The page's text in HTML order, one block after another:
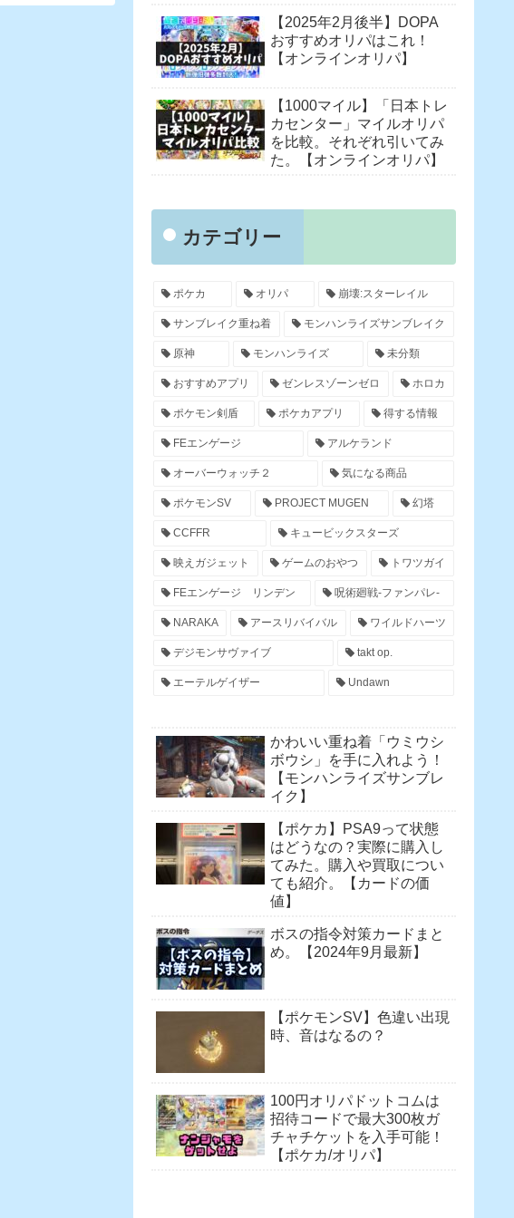
【2025年2月後半】DOPA
おすすめオリパはこれ！
【オンラインオリパ】
【1000マイル】「日本トレ
カセンター」マイルオリパ
を比較。それぞれ引いてみ
た。【オンラインオリパ】
カテゴリー
ポケカ オリパ 崩壊:スターレイル
サンブレイク重ね着 モンハンライズサンブレイク
原神 モンハンライズ 未分類
おすすめアプリ ゼンレスゾーンゼロ ホロカ
ポケモン剣盾 ポケカアプリ 得する情報
FEエンゲージ アルケランド
オーバーウォッチ２ 気になる商品
ポケモンSV PROJECT MUGEN 幻塔
CCFFR キュービックスターズ
映えガジェット ゲームのおやつ トワツガイ
FEエンゲージ リンデン 呪術廻戦-ファンパレ-
NARAKA アースリバイバル ワイルドハーツ
デジモンサヴァイブ takt op.
エーテルゲイザー Undawn
かわいい重ね着「ウミウシ
ボウシ」を手に入れよう！
【モンハンライズサンブレ
イク】
【ポケカ】PSA9って状態
はどうなの？実際に購入し
てみた。購入や買取につい
ても紹介。【カードの価
値】
ボスの指令対策カードまと
め。【2024年9月最新】
【ポケモンSV】色違い出現
時、音はなるの？
100円オリパドットコムは
招待コードで最大300枚ガ
チャチケットを入手可能！
【ポケカ/オリパ】